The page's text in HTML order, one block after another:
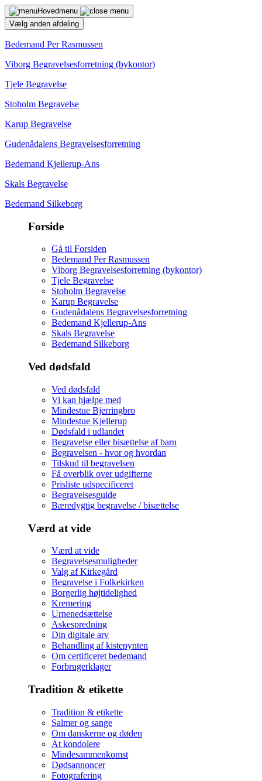
Hovedmenu
Vælg anden afdeling
Bedemand Per Rasmussen
Viborg Begravelsesforretning (bykontor)
Tjele Begravelse
Stoholm Begravelse
Karup Begravelse
Gudenådalens Begravelsesforretning
Bedemand Kjellerup-Ans
Skals Begravelse
Bedemand Silkeborg
Forside
Gå til Forsiden
Bedemand Per Rasmussen
Viborg Begravelsesforretning (bykontor)
Tjele Begravelse
Stoholm Begravelse
Karup Begravelse
Gudenådalens Begravelsesforretning
Bedemand Kjellerup-Ans
Skals Begravelse
Bedemand Silkeborg
Ved dødsfald
Ved dødsfald
Vi kan hjælpe med
Mindestue Bjerringbro
Mindestue Kjellerup
Dødsfald i udlandet
Begravelse eller bisættelse af barn
Begravelsen - hvor og hvordan
Tilskud til begravelsen
Få overblik over udgifterne
Prisliste udspecificeret
Begravelsesguide
Bæredygtig begravelse / bisættelse
Værd at vide
Værd at vide
Begravelsesmuligheder
Valg af Kirkegård
Begravelse i Folkekirken
Borgerlig højtidelighed
Kremering
Urnenedsættelse
Askespredning
Din digitale arv
Behandling af kistepynten
Om certificeret bedemand
Forbrugerklager
Tradition & etikette
Tradition & etikette
Salmer og sange
Om danskerne og døden
At kondolere
Mindesammenkomst
Dødsannoncer
Fotografering